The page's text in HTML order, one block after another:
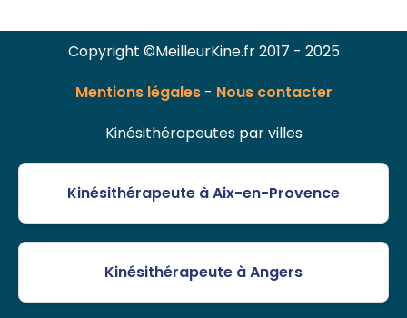
Copyright ©MeilleurKine.fr 2017 - 2025
Mentions légales- Nous contacter
Kinésithérapeutes par villes
Kinésithérapeute à Aix-en-Provence
Kinésithérapeute à Angers